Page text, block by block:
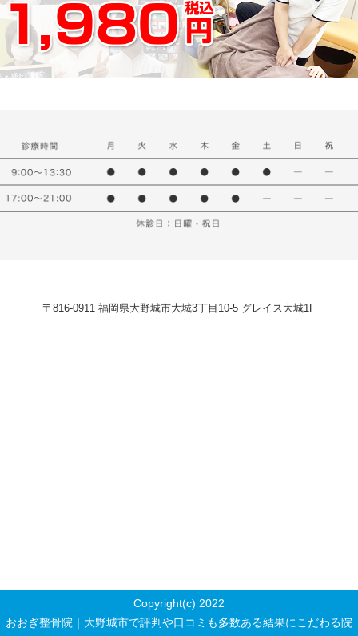
〒816-0911 福岡県大野城市大城3丁目10-5 グレイス大城1F
Copyright(c) 2022
おおぎ整骨院｜大野城市で評判や口コミも多数ある結果にこだわる院